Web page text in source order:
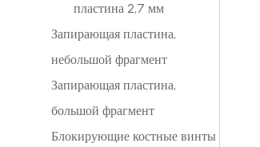
пластина 2,7 мм
Запирающая пластина,
небольшой фрагмент
Запирающая пластина,
большой фрагмент
Блокирующие костные винты